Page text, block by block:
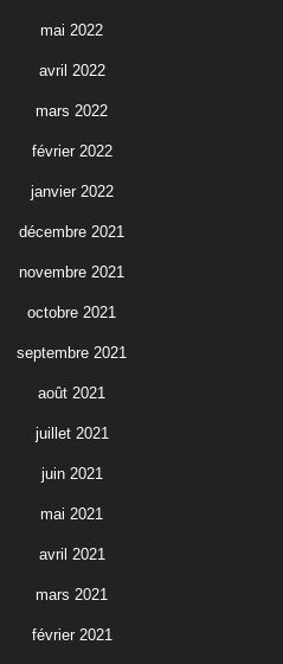
mai 2022
avril 2022
mars 2022
février 2022
janvier 2022
décembre 2021
novembre 2021
octobre 2021
septembre 2021
août 2021
juillet 2021
juin 2021
mai 2021
avril 2021
mars 2021
février 2021